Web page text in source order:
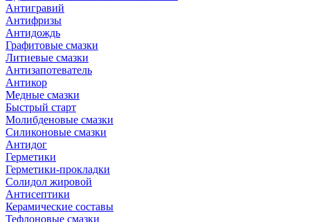
Антигравий
Антифризы
Антидождь
Графитовые смазки
Литиевые смазки
Антизапотеватель
Антикор
Медные смазки
Быстрый старт
Молибденовые смазки
Силиконовые смазки
Антидог
Герметики
Герметики-прокладки
Солидол жировой
Антисептики
Керамические составы
Тефлоновые смазки